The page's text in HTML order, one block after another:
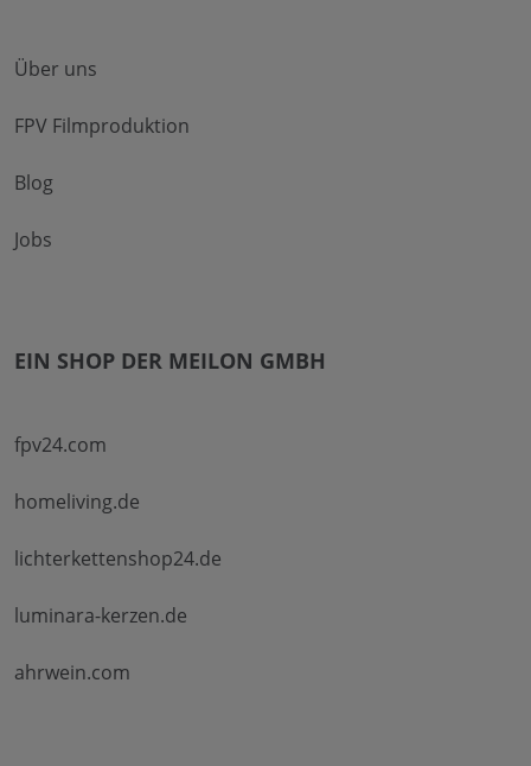
Über uns
FPV Filmproduktion
Blog
Jobs
EIN SHOP DER MEILON GMBH
fpv24.com
homeliving.de
lichterkettenshop24.de
luminara-kerzen.de
ahrwein.com